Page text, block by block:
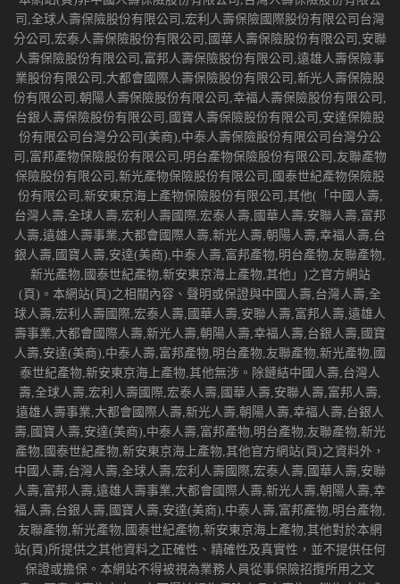
司,全球人壽保險股份有限公司,宏利人壽保險國際股份有限公司台灣
分公司,宏泰人壽保險股份有限公司,國華人壽保險股份有限公司,安聯
人壽保險股份有限公司,富邦人壽保險股份有限公司,遠雄人壽保險事
業股份有限公司,大都會國際人壽保險股份有限公司,新光人壽保險股
份有限公司,朝陽人壽保險股份有限公司,幸福人壽保險股份有限公司,
台銀人壽保險股份有限公司,國寶人壽保險股份有限公司,安達保險股
份有限公司台灣分公司(美商),中泰人壽保險股份有限公司台灣分公
司,富邦產物保險股份有限公司,明台產物保險股份有限公司,友聯產物
保險股份有限公司,新光產物保險股份有限公司,國泰世紀產物保險股
份有限公司,新安東京海上產物保險股份有限公司,其他(「中國人壽,
台灣人壽,全球人壽,宏利人壽國際,宏泰人壽,國華人壽,安聯人壽,富邦
人壽,遠雄人壽事業,大都會國際人壽,新光人壽,朝陽人壽,幸福人壽,台
銀人壽,國寶人壽,安達(美商),中泰人壽,富邦產物,明台產物,友聯產物,
新光產物,國泰世紀產物,新安東京海上產物,其他」)之官方網站
(頁)。本網站(頁)之相關內容、聲明或保證與中國人壽,台灣人壽,全
球人壽,宏利人壽國際,宏泰人壽,國華人壽,安聯人壽,富邦人壽,遠雄人
壽事業,大都會國際人壽,新光人壽,朝陽人壽,幸福人壽,台銀人壽,國寶
人壽,安達(美商),中泰人壽,富邦產物,明台產物,友聯產物,新光產物,國
泰世紀產物,新安東京海上產物,其他無涉。除鏈結中國人壽,台灣人
壽,全球人壽,宏利人壽國際,宏泰人壽,國華人壽,安聯人壽,富邦人壽,
遠雄人壽事業,大都會國際人壽,新光人壽,朝陽人壽,幸福人壽,台銀人
壽,國寶人壽,安達(美商),中泰人壽,富邦產物,明台產物,友聯產物,新光
產物,國泰世紀產物,新安東京海上產物,其他官方網站(頁)之資料外，
中國人壽,台灣人壽,全球人壽,宏利人壽國際,宏泰人壽,國華人壽,安聯
人壽,富邦人壽,遠雄人壽事業,大都會國際人壽,新光人壽,朝陽人壽,幸
福人壽,台銀人壽,國寶人壽,安達(美商),中泰人壽,富邦產物,明台產物,
友聯產物,新光產物,國泰世紀產物,新安東京海上產物,其他對於本網
站(頁)所提供之其他資料之正確性、精確性及真實性，並不提供任何
保證或擔保。本網站不得被視為業務人員從事保險招攬所用之文